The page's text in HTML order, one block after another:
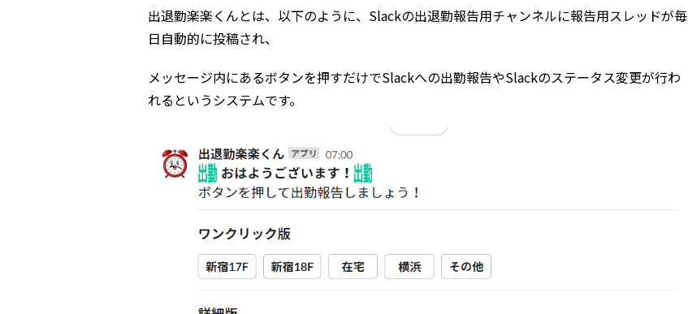
出退勤楽楽くんとは、以下のように、Slackの出退勤報告用チャンネルに報告用スレッドが毎
日自動的に投稿され、
メッセージ内にあるボタンを押すだけでSlackへの出勤報告やSlackのステータス変更が行わ
れるというシステムです。